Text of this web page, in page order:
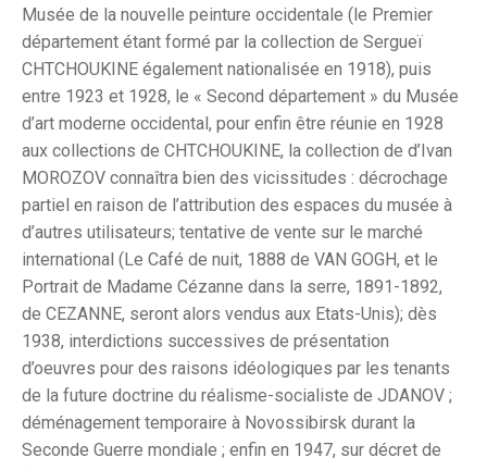
Musée de la nouvelle peinture occidentale (le Premier
département étant formé par la collection de Sergueï
CHTCHOUKINE également nationalisée en 1918), puis
entre 1923 et 1928, le « Second département » du Musée
d’art moderne occidental, pour enfin être réunie en 1928
aux collections de CHTCHOUKINE, la collection de d’Ivan
MOROZOV connaîtra bien des vicissitudes : décrochage
partiel en raison de l’attribution des espaces du musée à
d’autres utilisateurs; tentative de vente sur le marché
international (Le Café de nuit, 1888 de VAN GOGH, et le
Portrait de Madame Cézanne dans la serre, 1891-1892,
de CEZANNE, seront alors vendus aux Etats-Unis); dès
1938, interdictions successives de présentation
d’oeuvres pour des raisons idéologiques par les tenants
de la future doctrine du réalisme-socialiste de JDANOV ;
déménagement temporaire à Novossibirsk durant la
Seconde Guerre mondiale ; enfin en 1947, sur décret de